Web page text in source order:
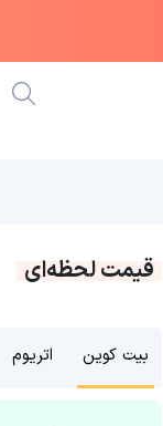
قیمت لحظه‌ای
بیت کوین اتریوم